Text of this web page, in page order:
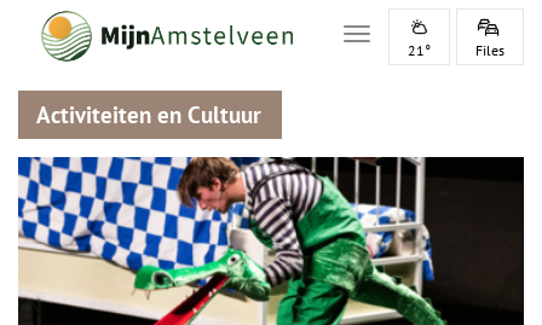
Toggle navigation
21° Files
Activiteiten en Cultuur